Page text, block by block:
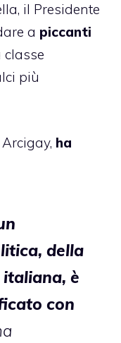
, il Presidente
a piccanti
più
ha
della
è
con